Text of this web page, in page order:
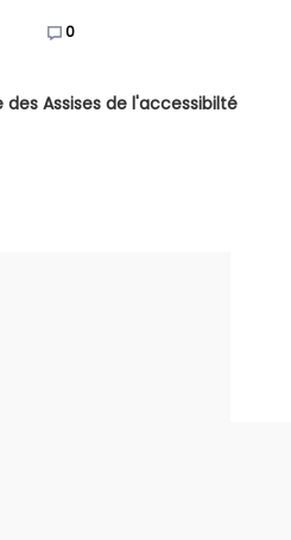
0
Assises de l'accessibilté